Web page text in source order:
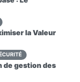
la Valeur
de gestion des